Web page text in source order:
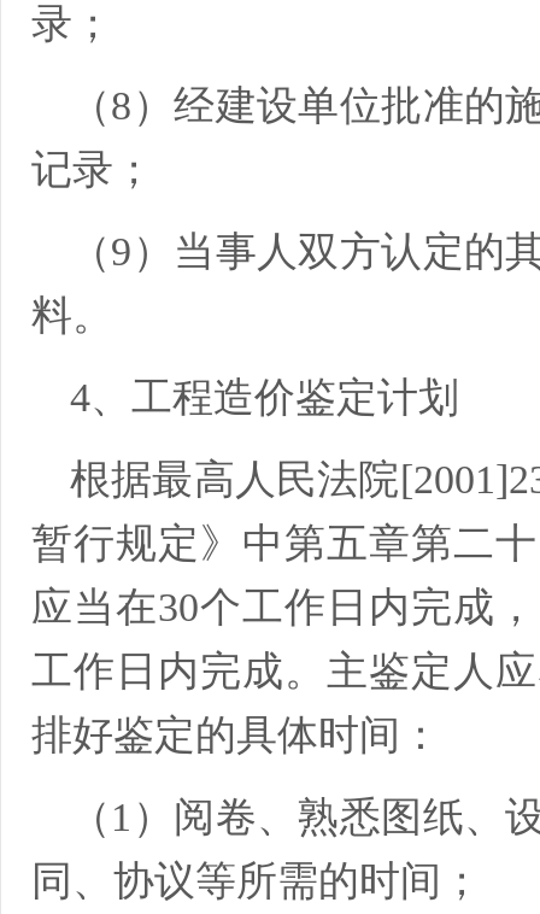
录；
（8）经建设单位批准的
记录；
（9）当事人双方认定的
料。
4、工程造价鉴定计划
根据最高人民法院
暂行规定》中第五章第二
应当在30个工作日内完成
工作日内完成。主鉴定人
排好鉴定的具体时间：
（1）阅卷、熟悉图纸、
同、协议等所需的时间；